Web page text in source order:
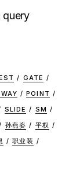
query
GATE
POINT
SLIDE
SM
孙燕姿
平权
职业装